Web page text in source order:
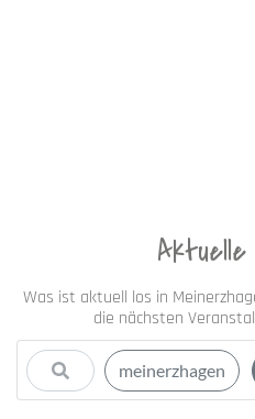
Was ist aktuell los in
die nächsten